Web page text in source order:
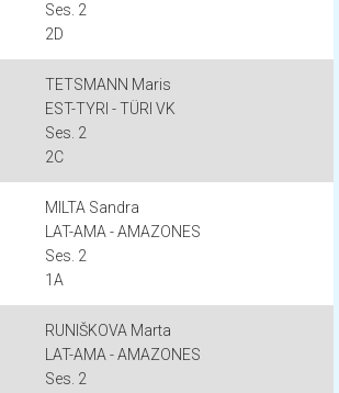
Ses. 2
2D
TETSMANN Maris
EST-TYRI - TÜRI VK
Ses. 2
2C
MILTA Sandra
LAT-AMA - AMAZONES
Ses. 2
1A
RUNIŠKOVA Marta
LAT-AMA - AMAZONES
Ses. 2